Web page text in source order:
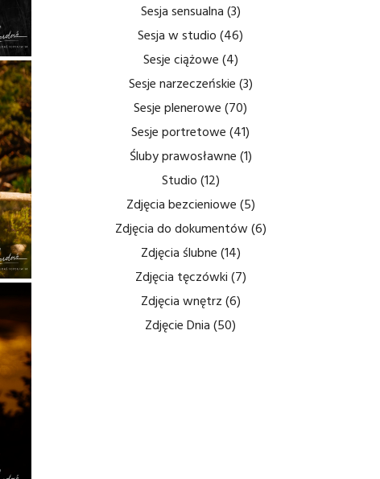
Sesja sensualna(3)
Sesja w studio(46)
Sesje ciążowe(4)
Sesje narzeczeńskie(3)
Sesje plenerowe(70)
Sesje portretowe(41)
Śluby prawosławne(1)
Studio(12)
Zdjęcia bezcieniowe(5)
Zdjęcia do dokumentów(6)
Zdjęcia ślubne(14)
Zdjęcia tęczówki(7)
Zdjęcia wnętrz(6)
Zdjęcie Dnia(50)